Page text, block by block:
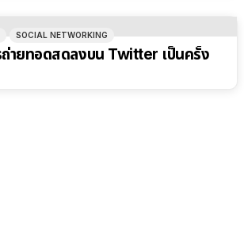
SOCIAL NETWORKING
ายทอดสดลงบน Twitter เป็นครั้ง